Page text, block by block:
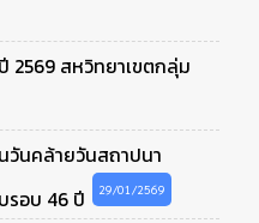
2569 สหวิทยาเขตกลุ่ม
วันคล้ายวันสถาปนา
รอบ 46 ปี
29/01/2569